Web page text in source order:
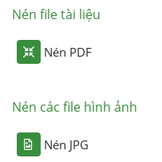
Nén file tài liệu
Nén PDF
Nén các file hình ảnh
Nén JPG